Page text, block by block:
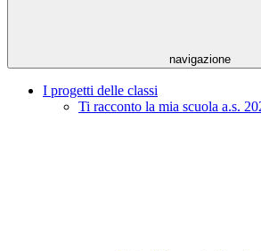
navigazione
I progetti delle classi
Ti racconto la mia scuola a.s.